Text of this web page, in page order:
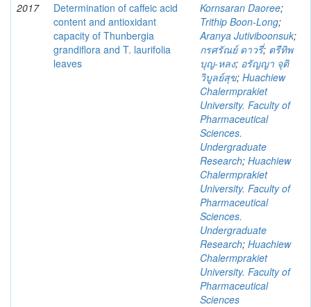
2017
Determination of caffeic acid
content and antioxidant
capacity of Thunbergia
grandiflora and T. laurifolia
leaves
Kornsaran Daoree;
Trithip Boon-Long;
Aranya Jutiviboonsuk;
กรศรัณย์ ดาวรี่; ตรีทิพ
บุญ-หลง; อรัญญา จุติ
วิบูลย์สุข; Huachiew
Chalermprakiet
University. Faculty of
Pharmaceutical
Sciences.
Undergraduate
Research; Huachiew
Chalermprakiet
University. Faculty of
Pharmaceutical
Sciences.
Undergraduate
Research; Huachiew
Chalermprakiet
University. Faculty of
Pharmaceutical
Sciences